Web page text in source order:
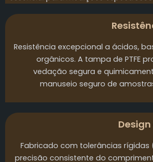
Resistência excepcional a ácidos,
orgânicos. A tampa de PTFE
vedação segura e
manuseio seguro de
Fabricado com tolerâncias rígidas
precisão consistente do